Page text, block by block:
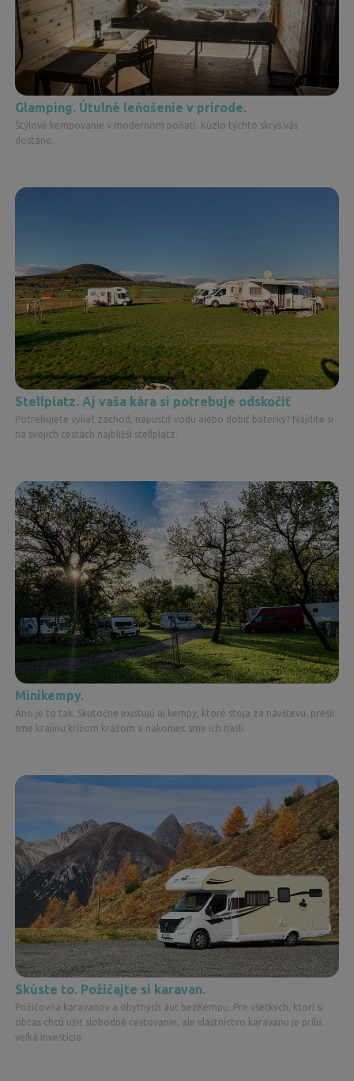
Glamping. Útulné leňošenie v prírode.
Štýlové kempovanie v modernom poňatí. Kúzlo týchto skrýš vás
dostane.
Stellplatz. Aj vaša kára si potrebuje odskočiť
Potrebujete vyliať záchod, napustiť vodu alebo dobiť baterky? Nájdite si
na svojich cestách najbližší stellplatz.
Minikempy.
Áno je to tak. Skutočne existujú aj kempy, ktoré stoja za návštevu. prešli
sme krajinu krížom krážom a nakoniec sme ich našli.
Skúste to. Požičajte si karavan.
Požičovňa karavanov a obytných áut bezKempu. Pre všetkých, ktorí si
občas chcú užiť slobodné cestovanie, ale vlastníctvo karavanu je príliš
veľká investícia.